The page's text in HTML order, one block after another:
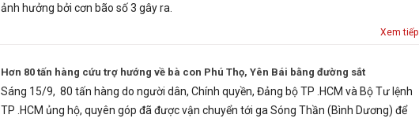
ảnh hưởng bởi cơn bão số 3 gây ra.
Xem tiếp
Hơn 80 tấn hàng cứu trợ hướng về bà con Phú Thọ, Yên Bái bằng đường sắt
Sáng 15/9, 80 tấn hàng do người dân, Chính quyền, Đảng bộ TP .HCM và Bộ Tư lệnh
TP .HCM ủng hộ, quyên góp đã được vận chuyển tới ga Sóng Thần (Bình Dương) để